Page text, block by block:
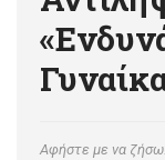
Αφήστε με να